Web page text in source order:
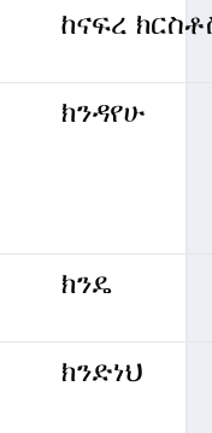
ከናፍረ
ክንዳየሁ
ክንዴ
ክንድነህ